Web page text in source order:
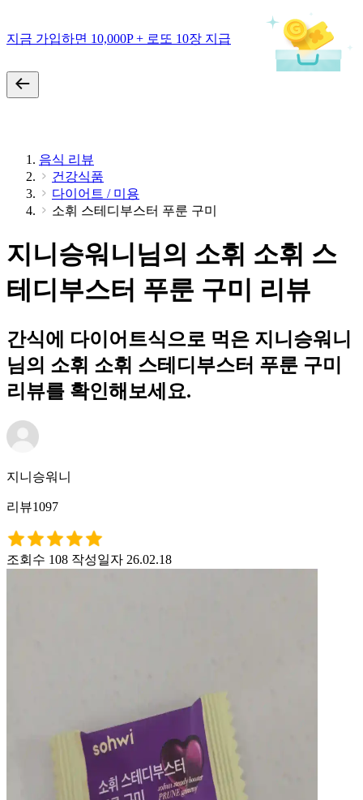
지금 가입하면 10,000P + 로또 10장 지급
음식 리뷰
건강식품
다이어트 / 미용
소휘 스테디부스터 푸룬 구미
지니승워니님의 소휘 소휘 스
테디부스터 푸룬 구미 리뷰
간식에 다이어트식으로 먹은 지니승워니
님의 소휘 소휘 스테디부스터 푸룬 구미
리뷰를 확인해보세요.
지니승워니
리뷰1097
조회수 108 작성일자 26.02.18